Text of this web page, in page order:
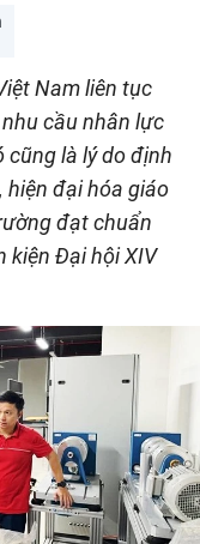
Nam liên tục
cầu nhân lực
là lý do định
hiện đại hóa giáo
đạt chuẩn
kiện Đại hội XIV